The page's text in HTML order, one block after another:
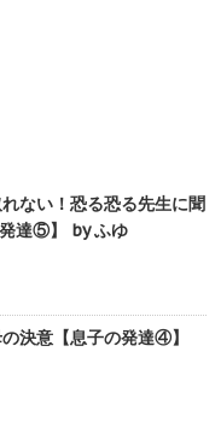
ない！恐る恐る先生に聞
達⑤】 by ふゆ
決意【息子の発達④】